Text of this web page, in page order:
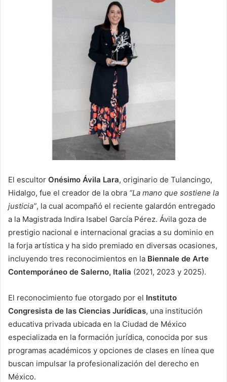
El escultor Onésimo Ávila Lara, originario de Tulancingo,
Hidalgo, fue el creador de la obra “La mano que sostiene la
justicia”, la cual acompañó el reciente galardón entregado
a la Magistrada Indira Isabel García Pérez. Ávila goza de
prestigio nacional e internacional gracias a su dominio en
la forja artística y ha sido premiado en diversas ocasiones,
incluyendo tres reconocimientos en la Biennale de Arte
Contemporáneo de Salerno, Italia (2021, 2023 y 2025).
El reconocimiento fue otorgado por el Instituto
Congresista de las Ciencias Jurídicas, una institución
educativa privada ubicada en la Ciudad de México
especializada en la formación jurídica, conocida por sus
programas académicos y opciones de clases en línea que
buscan impulsar la profesionalización del derecho en
México.